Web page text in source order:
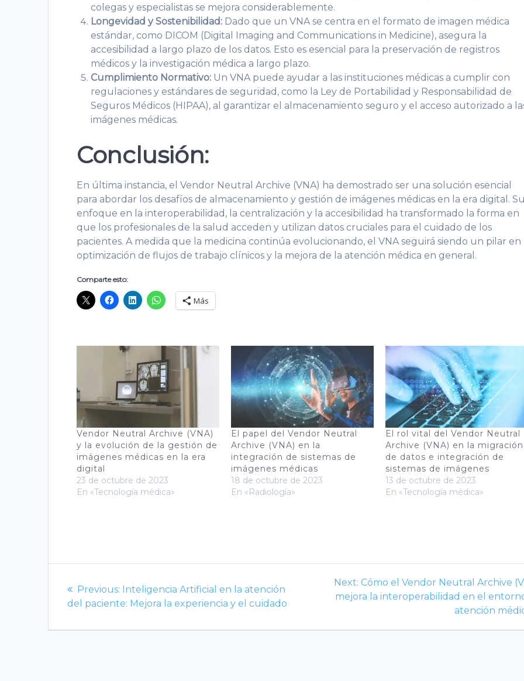
colegas y especialistas se mejora considerablemente.
Longevidad y Sostenibilidad: Dado que un VNA se centra en el formato de imagen médica
estándar, como DICOM (Digital Imaging and Communications in Medicine), asegura la
accesibilidad a largo plazo de los datos. Esto es esencial para la preservación de registros
médicos y la investigación médica a largo plazo.
Cumplimiento Normativo: Un VNA puede ayudar a las instituciones médicas a cumplir con
regulaciones y estándares de seguridad, como la Ley de Portabilidad y Responsabilidad de
Seguros Médicos (HIPAA), al garantizar el almacenamiento seguro y el acceso autorizado a
imágenes médicas.
Conclusión:
En última instancia, el Vendor Neutral Archive (VNA) ha demostrado ser una solución esencial
para abordar los desafíos de almacenamiento y gestión de imágenes médicas en la era digital.
enfoque en la interoperabilidad, la centralización y la accesibilidad ha transformado la forma en
que los profesionales de la salud acceden y utilizan datos cruciales para el cuidado de los
pacientes. A medida que la medicina continúa evolucionando, el VNA seguirá siendo un pilar en
optimización de flujos de trabajo clínicos y la mejora de la atención médica en general.
Comparte esto:
Más
Vendor Neutral Archive (VNA)
y la evolución de la gestión de
imágenes médicas en la era
digital
23 de octubre de 2023
En «Tecnología médica»
El papel del Vendor Neutral
Archive (VNA) en la
integración de sistemas de
imágenes médicas
18 de octubre de 2023
En «Radiología»
El rol vital del Vendor Neutral
Archive (VNA) en la migración
de datos e integración de
sistemas de imágenes
13 de octubre de 2023
En «Tecnología médica»
de
entradas
Previous: Previous
post:
Inteligencia Artificial en la atención
del paciente: Mejora la experiencia y el cuidado
Next: Next
post:
Cómo el Vendor Neutral Archive
mejora la interoperabilidad en el
atención